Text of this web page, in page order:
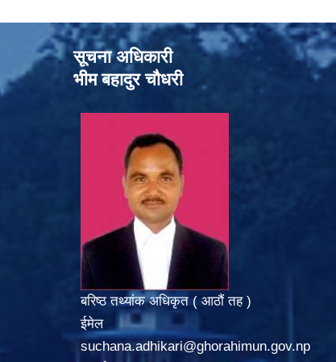
सूचना अधिकारी
भीम बहादुर चौधरी
बरिष्ठ तथ्यांक अधिकृत ( आठौं तह )
ईमेल
suchana.adhikari@ghorahimun.gov.np